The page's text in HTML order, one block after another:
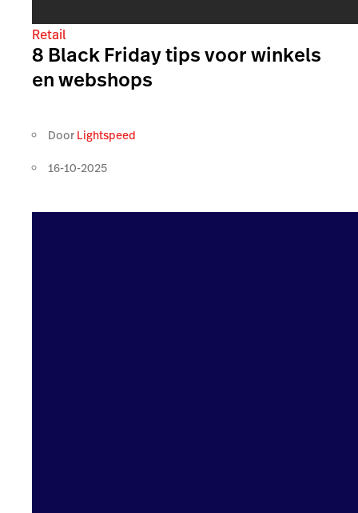
Retail
8 Black Friday tips voor winkels
en webshops
Door Lightspeed
16-10-2025